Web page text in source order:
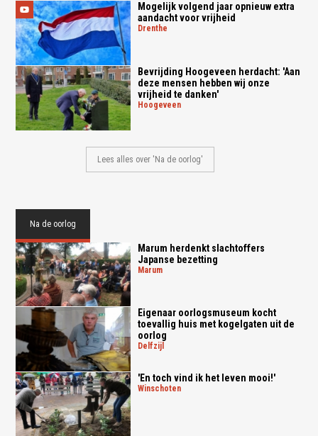
Mogelijk volgend jaar opnieuw extra
aandacht voor vrijheid
drenthe
Bevrijding Hoogeveen herdacht: 'Aan
deze mensen hebben wij onze
vrijheid te danken'
hoogeveen
Lees alles over 'Na de oorlog'
Na de oorlog
Marum herdenkt slachtoffers
Japanse bezetting
marum
Eigenaar oorlogsmuseum kocht
toevallig huis met kogelgaten uit de
oorlog
delfzijl
'En toch vind ik het leven mooi!'
winschoten